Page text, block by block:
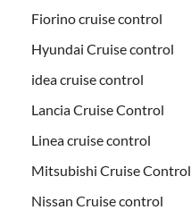
Fiorino cruise control
Hyundai Cruise control
idea cruise control
Lancia Cruise Control
Linea cruise control
Mitsubishi Cruise Control
Nissan Cruise control